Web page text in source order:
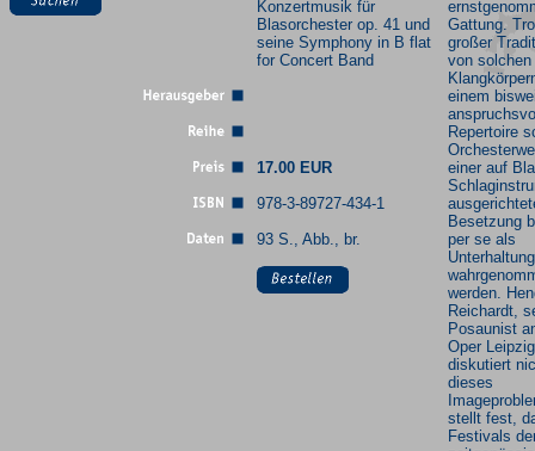
Konzertmusik für
Blasorchester op. 41 und
seine Symphony in B flat
for Concert Band
17.00 EUR
978-3-89727-434-1
93 S., Abb., br.
Gattung.
großer
von solchen
einem
Repertoire
einer auf
Besetzung
per se als
werden.
Reichardt,
Posaunist
Oper
diskutiert
dieses
stellt fest,
Festivals